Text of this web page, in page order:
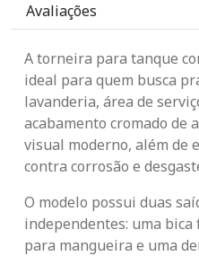
Avaliações
A torneira para tanque
ideal para quem busca
lavanderia, área de
acabamento cromado de
visual moderno, além de
contra corrosão e
O modelo possui duas
independentes: uma
para mangueira e uma